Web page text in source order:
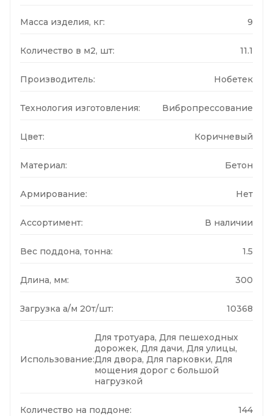
Масса изделия, кг: 9
Количество в м2, шт: 11.1
Производитель: Нобетек
Технология изготовления: Вибропрессование
Цвет: Коричневый
Материал: Бетон
Армирование: Нет
Ассортимент: В наличии
Вес поддона, тонна: 1.5
Длина, мм: 300
Загрузка а/м 20т/шт: 10368
Использование:
Для тротуара, Для пешеходных
дорожек, Для дачи, Для улицы,
Для двора, Для парковки, Для
мощения дорог с большой
нагрузкой
Количество на поддоне: 144